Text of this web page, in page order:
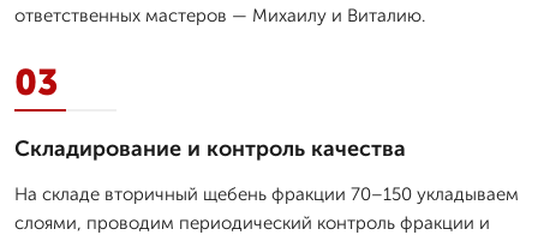
ответственных мастеров — Михаилу и Виталию.
03
Складирование и контроль качества
На складе вторичный щебень фракции 70–150 укладываем
слоями, проводим периодический контроль фракции и